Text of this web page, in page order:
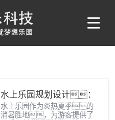
水上乐园规划设计：
创造畅爽体验的艺术
水上乐园作为炎热夏季的
消暑胜地，为游客提供了